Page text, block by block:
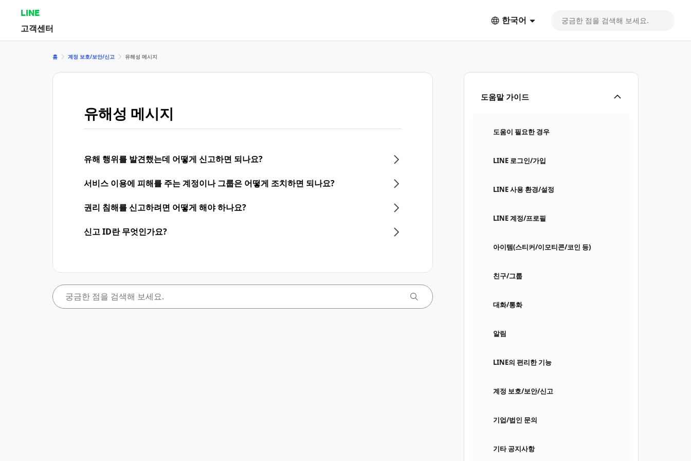
LINE
고객센터
한국어
도움말 가이드
도움이 필요한 경우
LINE 로그인/가입
LINE 사용 환경/설정
LINE 계정/프로필
아이템(스티커/이모티콘/코인 등)
친구/그룹
대화/통화
알림
LINE의 편리한 기능
계정 보호/보안/신고
기업/법인 문의
기타 공지사항
홈 계정 보호/보안/신고 유해성 메시지
유해성 메시지
유해 행위를 발견했는데 어떻게 신고하면 되나요?
서비스 이용에 피해를 주는 계정이나 그룹은 어떻게 조치하면 되나요?
권리 침해를 신고하려면 어떻게 해야 하나요?
신고 ID란 무엇인가요?